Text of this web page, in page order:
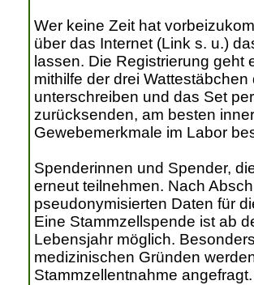
Wer keine Zeit hat
über das Internet (Link s. u.)
lassen. Die Registrierung
mithilfe der drei
unterschreiben und das Set
zurücksenden, am besten
Gewebemerkmale im Labor
Spenderinnen und Spender,
erneut teilnehmen. Nach
pseudonymisierten Daten für
Eine Stammzellspende ist ab
Lebensjahr möglich.
medizinischen Gründen
Stammzellentnahme angefragt.